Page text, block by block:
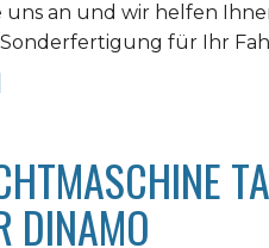
uns an und wir helfen
für Ihr
DINAMO